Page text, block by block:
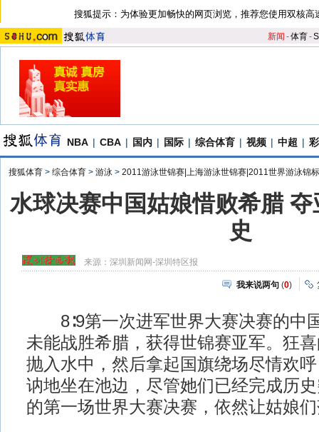
搜狐提示：为体验更加畅快的网页浏览，推荐您使用双核高
新闻 -体育-S
NBA | CBA | 国内 | 国际 | 综合体育 | 视频 | 中超 |
搜狐体育 > 综合体育 > 游泳 > 2011游泳世锦赛|上海游泳世锦赛|2011世界游泳锦
水球决赛中国姑娘惜败希腊
史
来源： 深圳新闻网-深圳特区报
我来说两句 (0)
8∶9第一次进军世界大赛决赛的中
未能战胜希腊，获得世锦赛亚军。狂
抛入水中，然后拿起国旗绕场尽情欢
讷地坐在池边，尽管她们已经完成历
的第一场世界大赛决赛，依然让姑娘